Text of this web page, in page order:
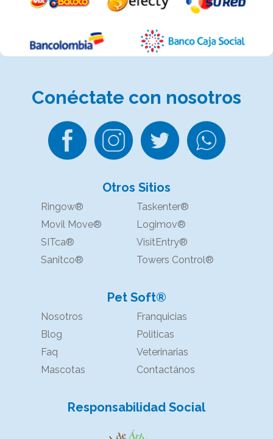
Conéctate con nosotros
Otros Sitios
Ringow®
Taskenter®
Movil Move®
Logimov®
SITca®
VisitEntry®
Sanitco®
Towers Control®
Pet Soft®
Nosotros
Franquicias
Blog
Politicas
Faq
Veterinarias
Mascotas
Contactános
Responsabilidad Social